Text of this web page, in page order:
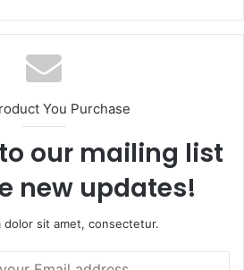
You Purchase
our mailing list
new updates!
dolor sit amet, consectetur.